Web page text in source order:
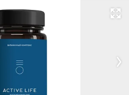
Развернуть